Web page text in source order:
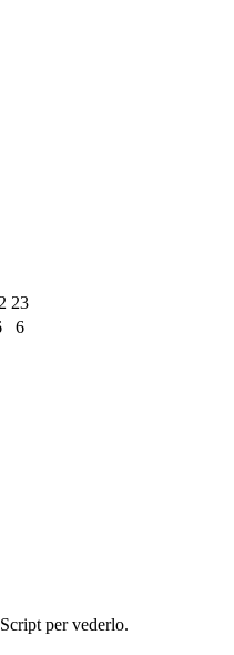
23
6
per vederlo.